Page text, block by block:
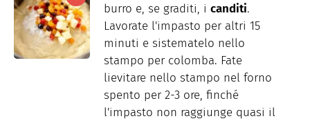
burro e, se graditi, i canditi.
Lavorate l'impasto per altri 15
minuti e sistematelo nello
stampo per colomba. Fate
lievitare nello stampo nel forno
spento per 2-3 ore, finché
l'impasto non raggiunge quasi il